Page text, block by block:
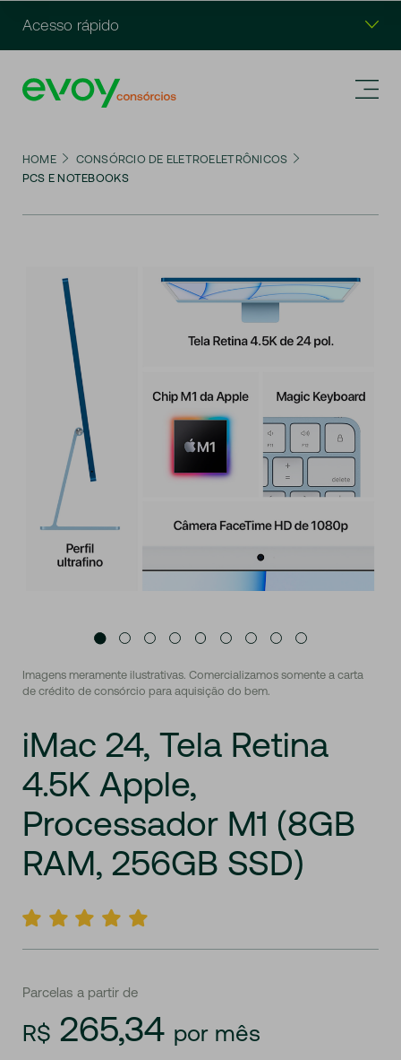
Acesso rápido
HOME
CONSÓRCIO DE ELETROELETRÔNICOS
PCS E NOTEBOOKS
iMac 24, Tela Retina
4.5K Apple,
Processador M1 (8GB
RAM, 256GB SSD)
Imagens meramente ilustrativas. Comercializamos somente a carta
de crédito de consórcio para aquisição do bem.
Parcelas a partir de
R$ 265,34 por mês